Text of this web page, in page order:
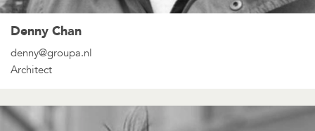
Denny Chan
denny@groupa.nl
Architect